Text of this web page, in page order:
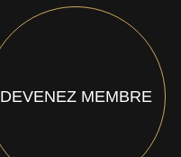
DEVENEZ MEMBRE